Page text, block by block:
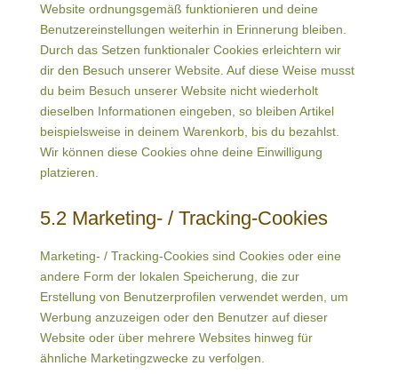
Website ordnungsgemäß funktionieren und deine
Benutzereinstellungen weiterhin in Erinnerung bleiben.
Durch das Setzen funktionaler Cookies erleichtern wir
dir den Besuch unserer Website. Auf diese Weise musst
du beim Besuch unserer Website nicht wiederholt
dieselben Informationen eingeben, so bleiben Artikel
beispielsweise in deinem Warenkorb, bis du bezahlst.
Wir können diese Cookies ohne deine Einwilligung
platzieren.
5.2 Marketing- / Tracking-Cookies
Marketing- / Tracking-Cookies sind Cookies oder eine
andere Form der lokalen Speicherung, die zur
Erstellung von Benutzerprofilen verwendet werden, um
Werbung anzuzeigen oder den Benutzer auf dieser
Website oder über mehrere Websites hinweg für
ähnliche Marketingzwecke zu verfolgen.